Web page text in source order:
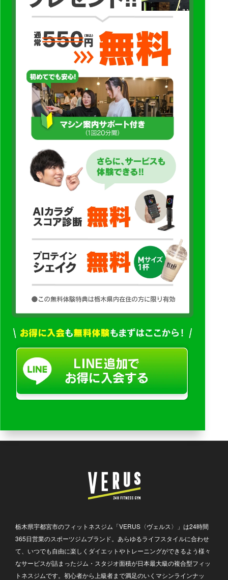
栃木県宇都宮市のフィットネスジム「VERUS〈ヴェルス〉」は24時間
365日営業のスポーツジムブランド。あらゆるライフスタイルに合わせ
て、いつでも自由に楽しくダイエットやトレーニングができるよう様々
なサービスが詰まったジム・スタジオ面積が日本最大級の複合型フィッ
トネスジムです。初心者から上級者まで満足のいくマシンラインナッ